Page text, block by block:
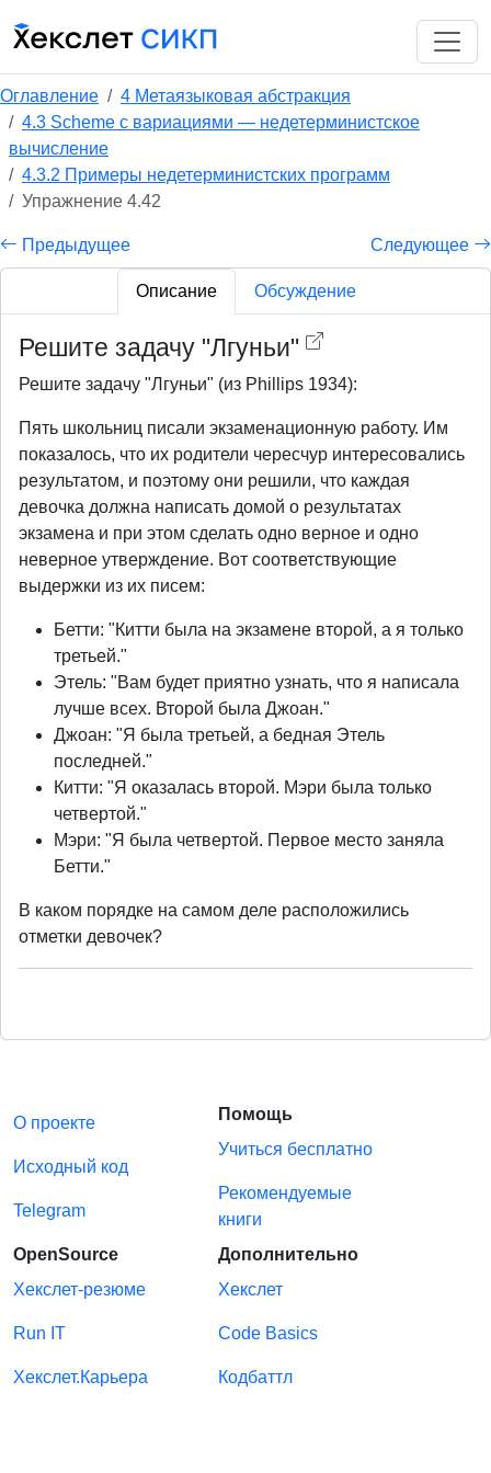
Оглавление
4 Метаязыковая абстракция
4.3 Scheme с вариациями — недетерминистское
вычисление
4.3.2 Примеры недетерминистских программ
Упражнение 4.42
Предыдущее Следующее
Описание Обсуждение
Решите задачу "Лгуньи"
Решите задачу "Лгуньи" (из Phillips 1934):
Пять школьниц писали экзаменационную работу. Им
показалось, что их родители чересчур интересовались
результатом, и поэтому они решили, что каждая
девочка должна написать домой о результатах
экзамена и при этом сделать одно верное и одно
неверное утверждение. Вот соответствующие
выдержки из их писем:
Бетти: "Китти была на экзамене второй, а я только
третьей."
Этель: "Вам будет приятно узнать, что я написала
лучше всех. Второй была Джоан."
Джоан: "Я была третьей, а бедная Этель
последней."
Китти: "Я оказалась второй. Мэри была только
четвертой."
Мэри: "Я была четвертой. Первое место заняла
Бетти."
В каком порядке на самом деле расположились
отметки девочек?
О проекте
Исходный код
Telegram
Помощь
Учиться бесплатно
Рекомендуемые
книги
OpenSource
Хекслет-резюме
Run IT
Хекслет.Карьера
Дополнительно
Хекслет
Code Basics
Кодбаттл